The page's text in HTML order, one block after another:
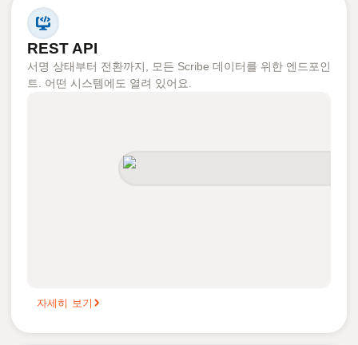
REST API
서명 상태부터 전환까지, 모든 Scribe 데이터를 위한 엔드포인
트. 어떤 시스템에도 열려 있어요.
자세히 보기